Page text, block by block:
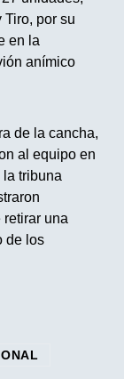
por su
en la
anímico
de la cancha,
al equipo en
la tribuna
retirar una
de los